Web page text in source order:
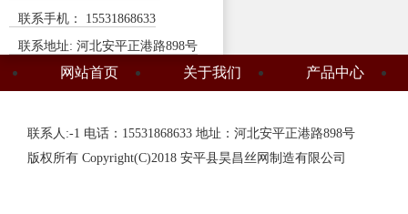
联系手机： 15531868633
联系地址: 河北安平正港路898号
网站首页 关于我们 产品中心
联系人:-1 电话：15531868633 地址：河北安平正港路898号
版权所有 Copyright(C)2018 安平县昊昌丝网制造有限公司